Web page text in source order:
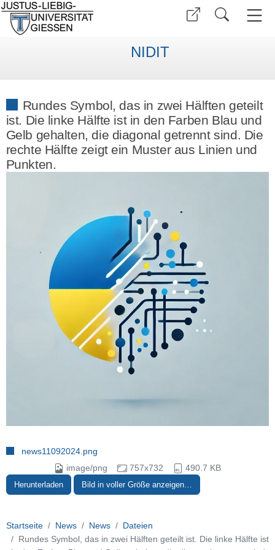
NIDIT
Rundes Symbol, das in zwei Hälften geteilt
ist. Die linke Hälfte ist in den Farben Blau und
Gelb gehalten, die diagonal getrennt sind. Die
rechte Hälfte zeigt ein Muster aus Linien und
Punkten.
news11092024.png
image/png
757x732 490.7 KB
Herunterladen Bild in voller Größe anzeigen…
Startseite News News
Dateien
Rundes Symbol, das in zwei Hälften geteilt ist. Die linke Hälfte ist